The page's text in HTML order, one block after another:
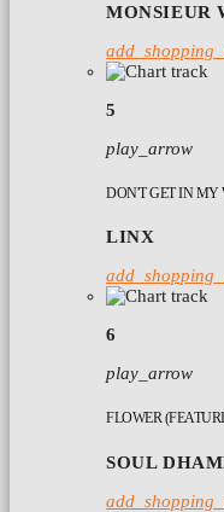
MONSIEUR
5
play_arrow
DON'T GET IN MY
LINX
6
play_arrow
FLOWER
SOUL